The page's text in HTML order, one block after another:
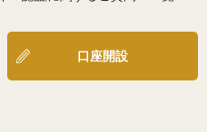
口座開設